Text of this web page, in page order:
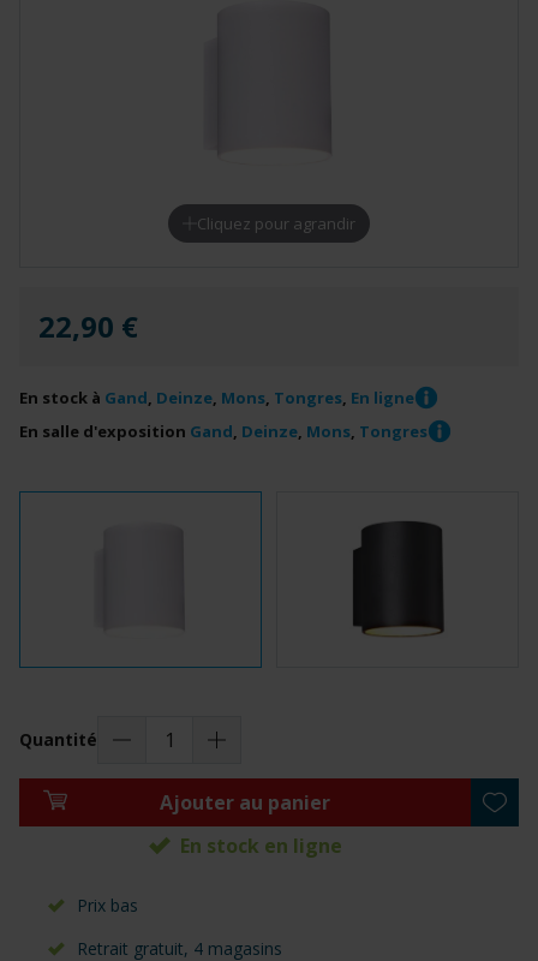
Cliquez pour agrandir
22,90 €
En stock à Gand Deinze Mons Tongres En ligne
En salle d'exposition Gand Deinze Mons Tongres
Quantité
Ajouter au panier
En stock en ligne
Prix bas
Retrait gratuit, 4 magasins